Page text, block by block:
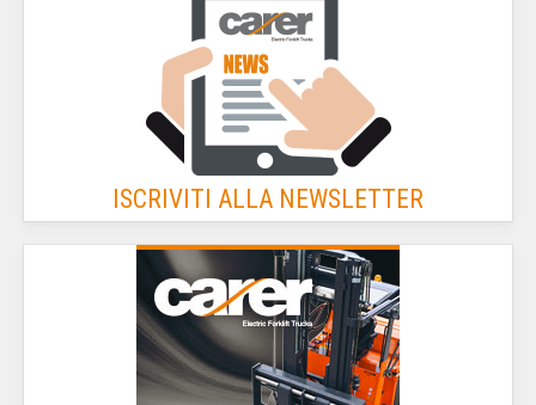
ISCRIVITI ALLA NEWSLETTER